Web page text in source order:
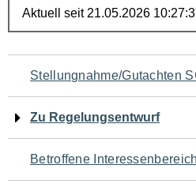
Navigation
für
den
Seiteninhalt
Stellungnahme/Gutachten
Zu Regelungsentwurf
Betroffene